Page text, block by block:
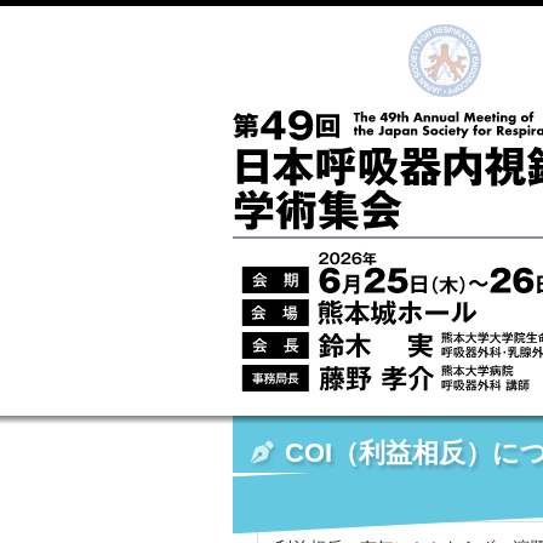
COI（利益相反）に